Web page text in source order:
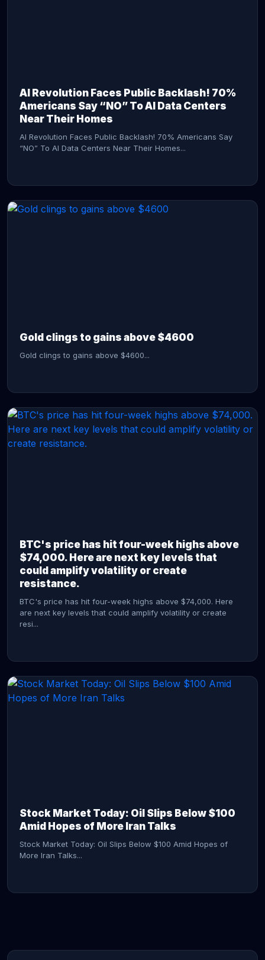
AI Revolution Faces Public Backlash! 70%
Americans Say “NO” To AI Data Centers
Near Their Homes
AI Revolution Faces Public Backlash! 70% Americans Say
“NO” To AI Data Centers Near Their Homes...
Gold clings to gains above $4600
Gold clings to gains above $4600...
BTC's price has hit four-week highs above
$74,000. Here are next key levels that
could amplify volatility or create
resistance.
BTC's price has hit four-week highs above $74,000. Here
are next key levels that could amplify volatility or create
resi...
Stock Market Today: Oil Slips Below $100
Amid Hopes of More Iran Talks
Stock Market Today: Oil Slips Below $100 Amid Hopes of
More Iran Talks...